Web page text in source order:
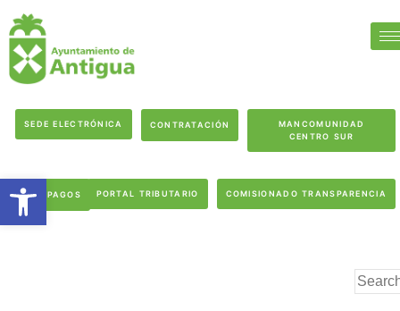
SEDE ELECTRÓNICA CONTRATACIÓN
MANCOMUNIDAD
CENTRO SUR
PAGOS PORTAL TRIBUTARIO COMISIONADO TRANSPARENCIA
Abrir barra de herramientas